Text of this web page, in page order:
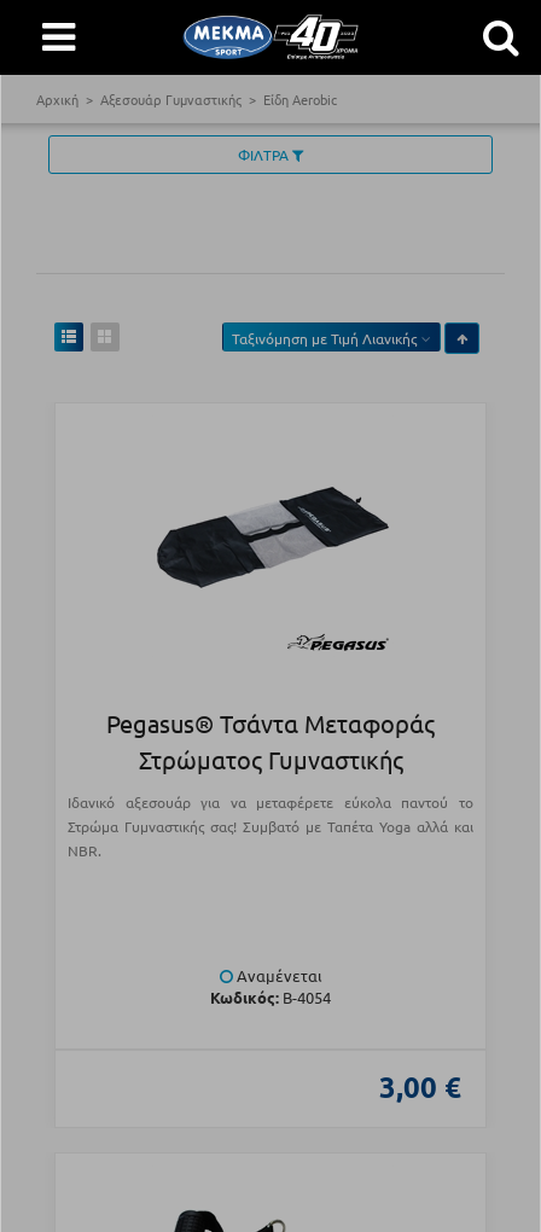
Αρχική Αξεσουάρ Γυμναστικής Είδη Aerobic
ΦΙΛΤΡΑ
Ταξινόμηση μεΤιμή Λιανικής
Pegasus® Τσάντα Μεταφοράς
Στρώματος Γυμναστικής
Ιδανικό αξεσουάρ για να μεταφέρετε εύκολα παντού το
Στρώμα Γυμναστικής σας! Συμβατό με Ταπέτα Yoga αλλά και
NBR.
Αναμένεται
Κωδικός: Β-4054
3,00 €